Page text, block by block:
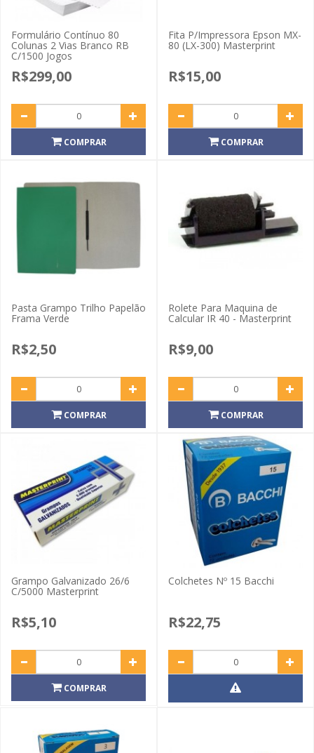
Formulário Contínuo 80
Colunas 2 Vias Branco RB
C/1500 Jogos
R$299,00
COMPRAR
Fita P/Impressora Epson MX-
80 (LX-300) Masterprint
R$15,00
COMPRAR
Pasta Grampo Trilho Papelão
Frama Verde
R$2,50
COMPRAR
Rolete Para Maquina de
Calcular IR 40 - Masterprint
R$9,00
COMPRAR
Grampo Galvanizado 26/6
C/5000 Masterprint
R$5,10
COMPRAR
Colchetes Nº 15 Bacchi
R$22,75